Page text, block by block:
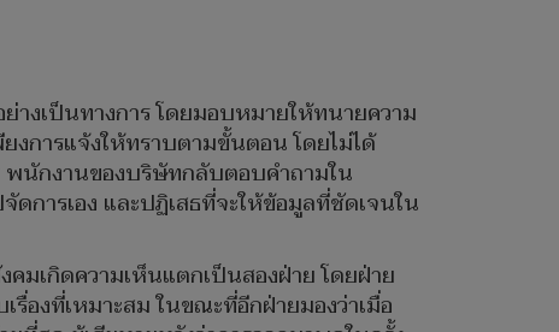
างเป็นทางการ โดยมอบหมายให้ทนายความ
งการแจ้งให้ทราบตามขั้นตอน โดยไม่ได้
พนักงานของบริษัทกลับตอบคำถามใน
การเอง และปฏิเสธที่จะให้ข้อมูลที่ชัดเจนใน
มเกิดความเห็นแตกเป็นสองฝ่าย โดยฝ่าย
องที่เหมาะสม ในขณะที่อีกฝ่ายมองว่าเมื่อ